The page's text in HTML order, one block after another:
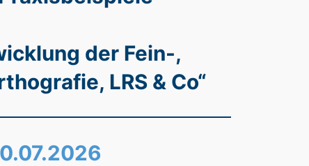
der Fein-,
LRS & Co“